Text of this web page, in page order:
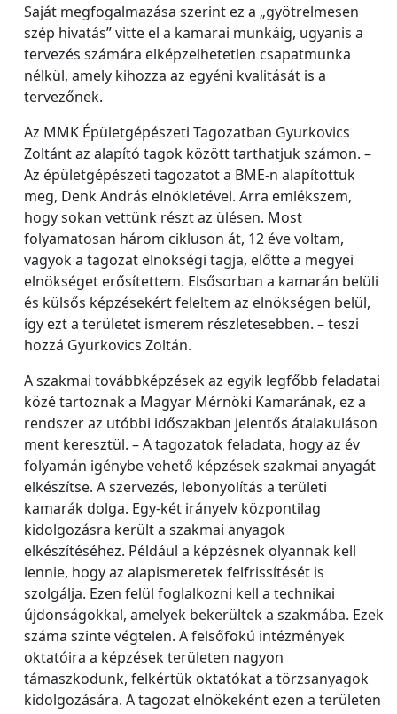
Saját megfogalmazása szerint ez a „gyötrelmesen
szép hivatás” vitte el a kamarai munkáig, ugyanis a
tervezés számára elképzelhetetlen csapatmunka
nélkül, amely kihozza az egyéni kvalitását is a
tervezőnek.
Az MMK Épületgépészeti Tagozatban Gyurkovics
Zoltánt az alapító tagok között tarthatjuk számon. –
Az épületgépészeti tagozatot a BME-n alapítottuk
meg, Denk András elnökletével. Arra emlékszem,
hogy sokan vettünk részt az ülésen. Most
folyamatosan három cikluson át, 12 éve voltam,
vagyok a tagozat elnökségi tagja, előtte a megyei
elnökséget erősítettem. Elsősorban a kamarán belüli
és külsős képzésekért feleltem az elnökségen belül,
így ezt a területet ismerem részletesebben. – teszi
hozzá Gyurkovics Zoltán.
A szakmai továbbképzések az egyik legfőbb feladatai
közé tartoznak a Magyar Mérnöki Kamarának, ez a
rendszer az utóbbi időszakban jelentős átalakuláson
ment keresztül. – A tagozatok feladata, hogy az év
folyamán igénybe vehető képzések szakmai anyagát
elkészítse. A szervezés, lebonyolítás a területi
kamarák dolga. Egy-két irányelv központilag
kidolgozásra került a szakmai anyagok
elkészítéséhez. Például a képzésnek olyannak kell
lennie, hogy az alapismeretek felfrissítését is
szolgálja. Ezen felül foglalkozni kell a technikai
újdonságokkal, amelyek bekerültek a szakmába. Ezek
száma szinte végtelen. A felsőfokú intézmények
oktatóira a képzések területen nagyon
támaszkodunk, felkértük oktatókat a törzsanyagok
kidolgozására. A tagozat elnökeként ezen a területen